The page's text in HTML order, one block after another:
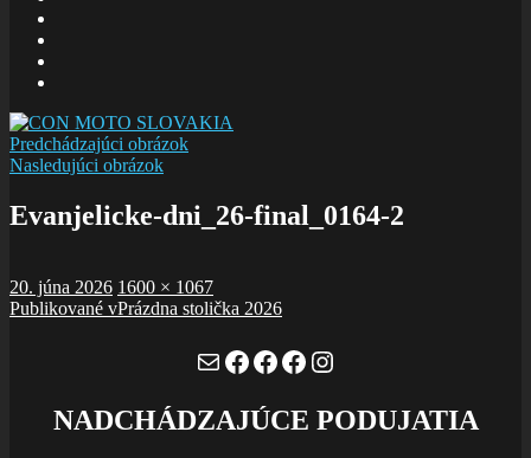
Predchádzajúci obrázok
Nasledujúci obrázok
Evanjelicke-dni_26-final_0164-2
Publikované
20. júna 2026 Plná
veľkosť
1600 × 1067
Navigácia
Publikované vPrázdna stolička 2026
MailFacebook
Facebook
Facebook
Instagram
NADCHÁDZAJÚCE PODUJATIA